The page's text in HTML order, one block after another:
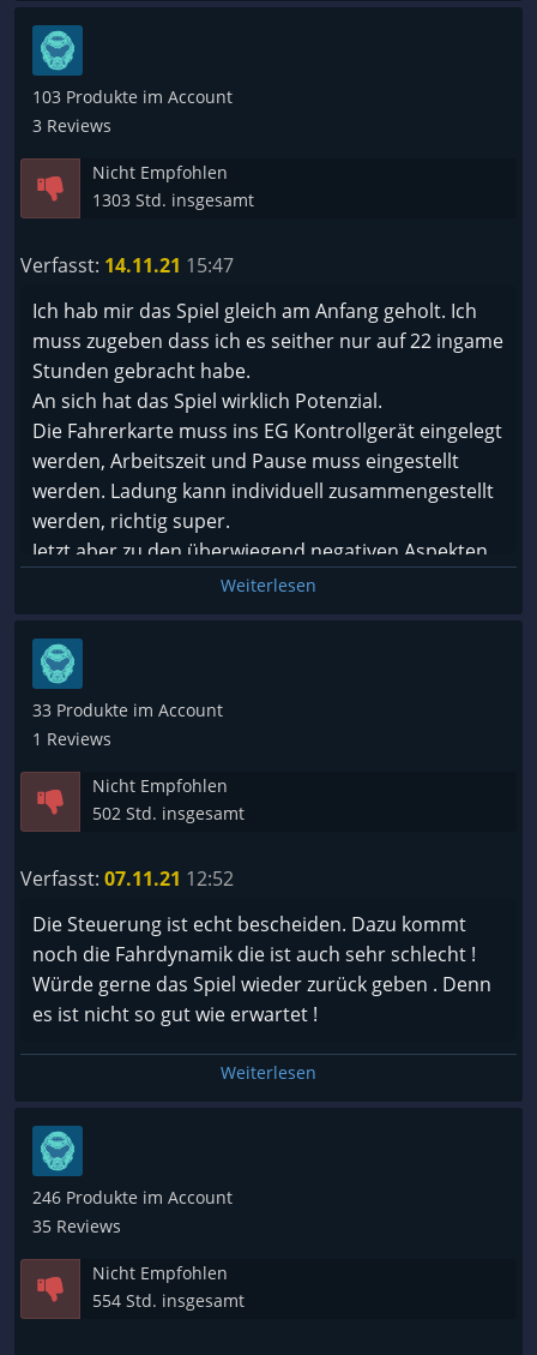
Tschüss.
103 Produkte im Account
3 Reviews
Nicht Empfohlen
1303 Std. insgesamt
Verfasst: 14.11.21 15:47
Ich hab mir das Spiel gleich am Anfang geholt. Ich
muss zugeben dass ich es seither nur auf 22 ingame
Stunden gebracht habe.
An sich hat das Spiel wirklich Potenzial.
Die Fahrerkarte muss ins EG Kontrollgerät eingelegt
werden, Arbeitszeit und Pause muss eingestellt
werden. Ladung kann individuell zusammengestellt
werden, richtig super.
Jetzt aber zu den überwiegend negativen Aspekten.
Die Steuerung und die Fahrphysik ist eine einzige
Katastrophe. Tastatur und Gamepad komplett
unspielbar, mit Lenkrad ( Logitech G920) teils richtig
geschmeidig, teils ( z.B. bei Autobahnfahrten ) eine
einzige Katastrophe. Was mich aber am
allermeisten aufregt ist die Tatsache dass seit
ist. Ich habe das Gefühl dass dieses Spiel einfach
aufgegeben wurde. Schade eigentlich, somit ist und
Weiterlesen
33 Produkte im Account
1 Reviews
Nicht Empfohlen
502 Std. insgesamt
Verfasst: 07.11.21 12:52
Die Steuerung ist echt bescheiden. Dazu kommt
noch die Fahrdynamik die ist auch sehr schlecht !
Würde gerne das Spiel wieder zurück geben . Denn
es ist nicht so gut wie erwartet !
Weiterlesen
246 Produkte im Account
35 Reviews
Nicht Empfohlen
554 Std. insgesamt